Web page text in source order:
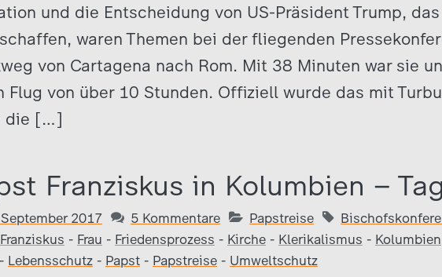
und die Entscheidung von US-Präsident Trump,
waren Themen bei der fliegenden
von Cartagena nach Rom. Mit 38 Minuten war sie
Flug von über 10 Stunden. Offiziell wurde das mit
die […]
Franziskus in Kolumbien –
2017 5 Kommentare Papstreise
Franziskus - Frau - Friedensprozess - Kirche - Klerikalismus - Kolumbien
- Lebensschutz - Papst - Papstreise - Umweltschutz